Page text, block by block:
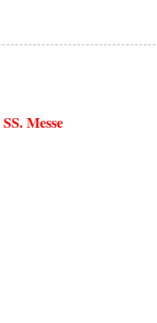
Messe